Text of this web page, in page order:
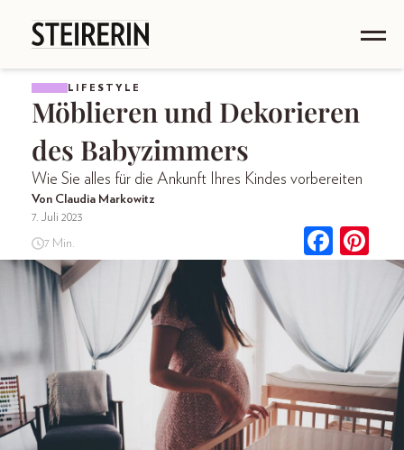
LIFESTYLE
Möblieren und Dekorieren
des Babyzimmers
Wie Sie alles für die Ankunft Ihres Kindes vorbereiten
Von Claudia Markowitz
7. Juli 2023
7 Min.